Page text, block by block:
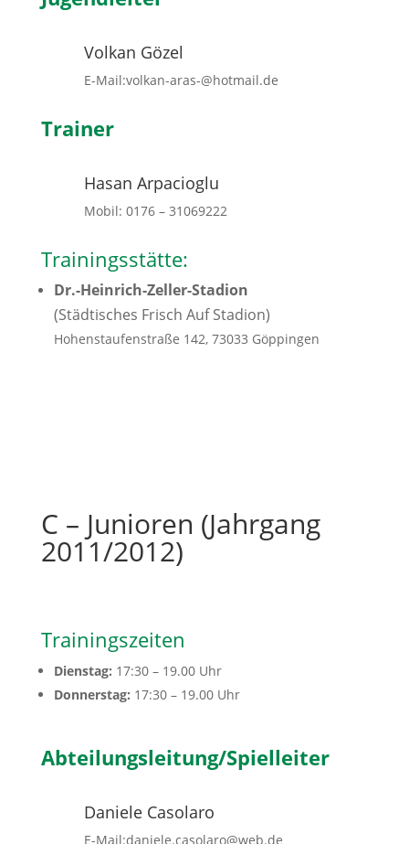
Volkan Gözel
E-Mail:volkan-aras-@hotmail.de
Trainer
Hasan Arpacioglu
Mobil: 0176 – 31069222
Trainingsstätte:
Dr.-Heinrich-Zeller-Stadion
(Städtisches Frisch Auf Stadion)
Hohenstaufenstraße 142, 73033 Göppingen
C – Junioren (Jahrgang
2011/2012)
Trainingszeiten
Dienstag: 17:30 – 19.00 Uhr
Donnerstag: 17:30 – 19.00 Uhr
Abteilungsleitung/Spielleiter
Daniele Casolaro
E-Mail:daniele.casolaro@web.de